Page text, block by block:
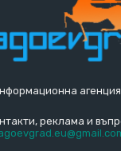
реклама и